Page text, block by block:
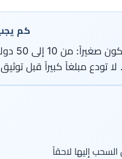
كم
لأغلب
إليها لاحقاً